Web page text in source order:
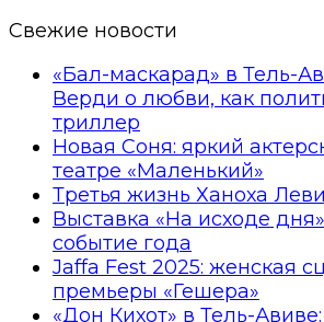
Свежие новости
«Бал-маскарад» в Тель-
Верди о любви, как
триллер
Новая Соня: яркий
театре «Маленький»
Третья жизнь Ханоха
Выставка «На исходе
событие года
Jaffa Fest 2025: женская
премьеры «Гешера»
«Дон Кихот» в Тель-